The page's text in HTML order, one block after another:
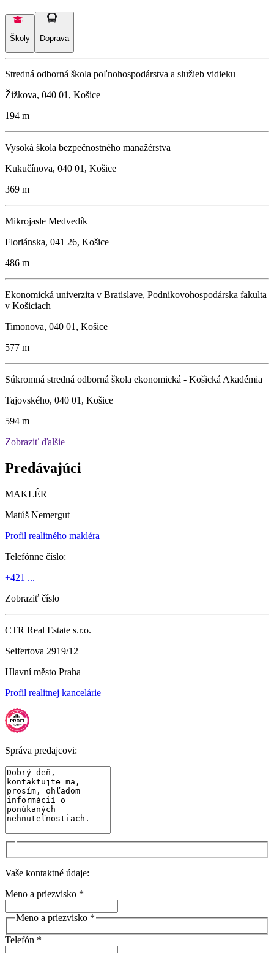
Školy Doprava
Stredná odborná škola poľnohospodárstva a služieb vidieku
Žižkova, 040 01, Košice
194 m
Vysoká škola bezpečnostného manažérstva
Kukučínova, 040 01, Košice
369 m
Mikrojasle Medvedík
Floriánska, 041 26, Košice
486 m
Ekonomická univerzita v Bratislave, Podnikovohospodárska fakulta
v Košiciach
Timonova, 040 01, Košice
577 m
Súkromná stredná odborná škola ekonomická - Košická Akadémia
Tajovského, 040 01, Košice
594 m
Zobraziť ďalšie
Predávajúci
MAKLÉR
Matúš Nemergut
Profil realitného makléra
Telefónne číslo:
+421 ...
Zobraziť číslo
CTR Real Estate s.r.o.
Seifertova 2919/12
Hlavní město Praha
Profil realitnej kancelárie
Správa predajcovi:
Vaše kontaktné údaje:
Meno a priezvisko *
Meno a priezvisko *
Telefón *